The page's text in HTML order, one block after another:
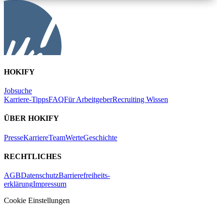
HOKIFY
Jobsuche
Karriere-TippsFAQFür ArbeitgeberRecruiting Wissen
ÜBER HOKIFY
PresseKarriereTeamWerteGeschichte
RECHTLICHES
AGBDatenschutzBarrierefreiheits-
erklärungImpressum
Cookie Einstellungen